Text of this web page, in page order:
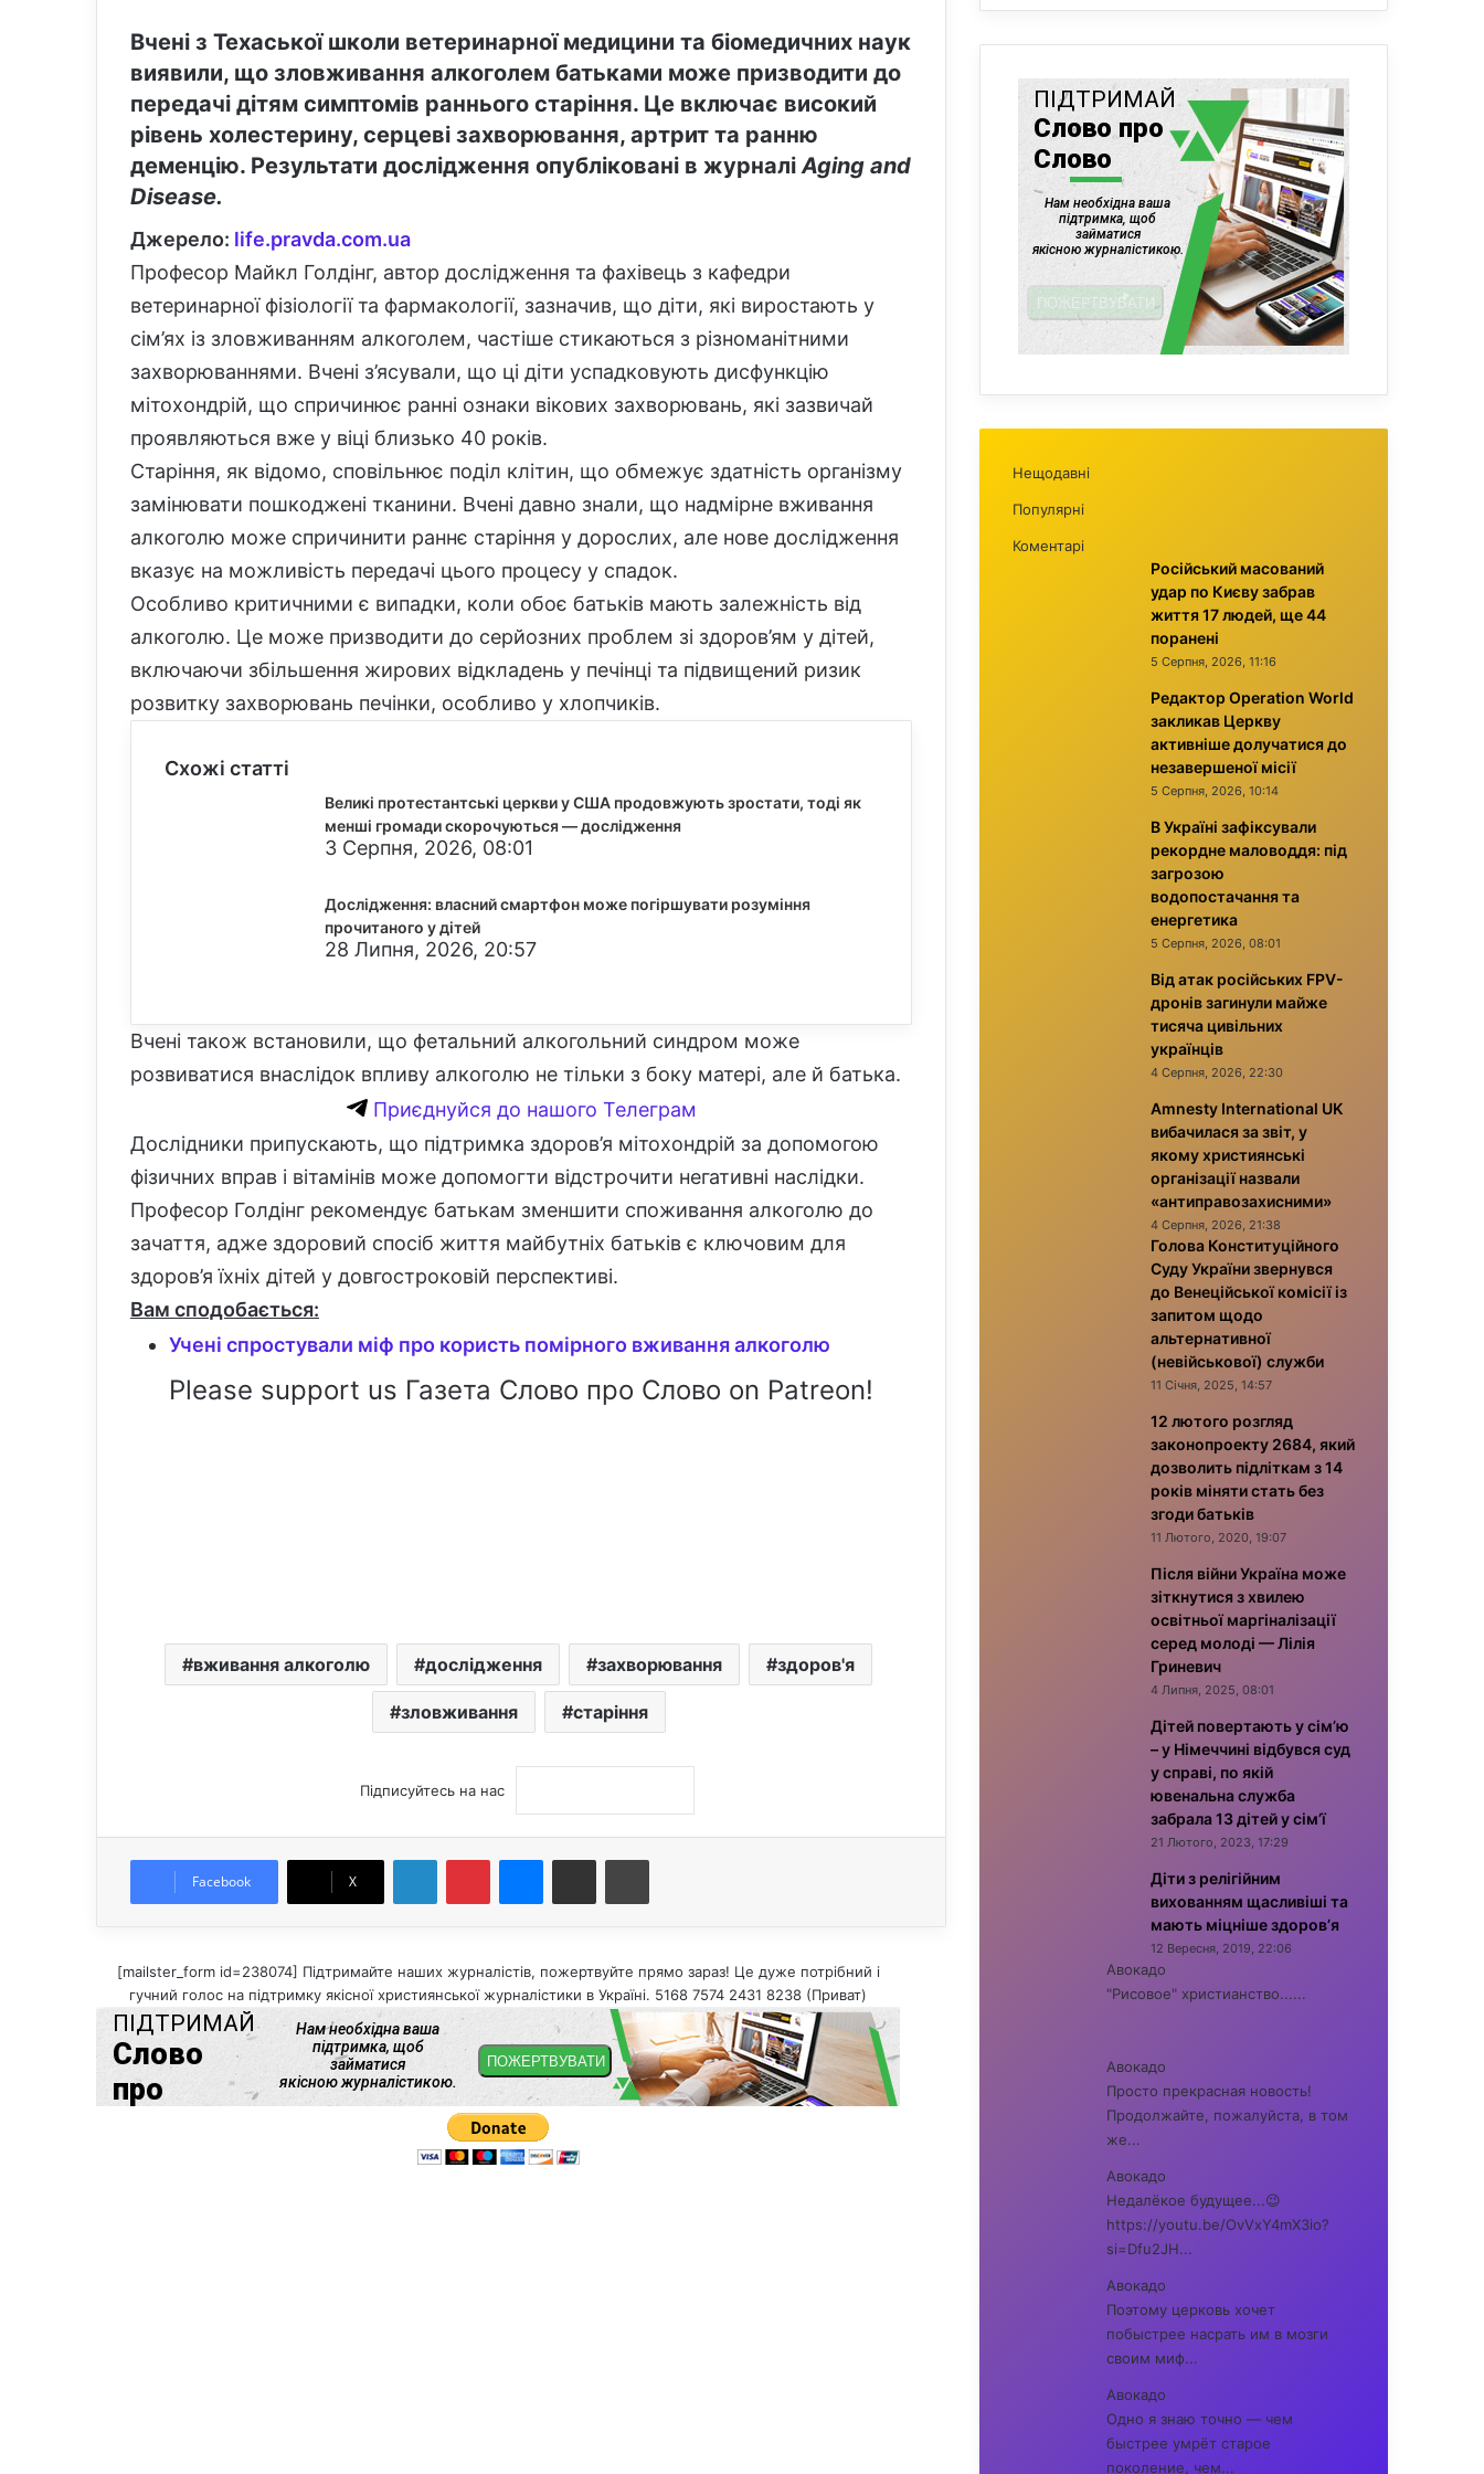
Вчені з Техаської школи ветеринарної медицини та біомедичних наук
виявили, що зловживання алкоголем батьками може призводити до
передачі дітям симптомів раннього старіння. Це включає високий
рівень холестерину, серцеві захворювання, артрит та ранню
деменцію. Результати дослідження опубліковані в журналіAging and
Disease.
Джерело: life.pravda.com.ua
Професор Майкл Голдінг, автор дослідження та фахівець з кафедри
ветеринарної фізіології та фармакології, зазначив, що діти, які виростають у
сім’ях із зловживанням алкоголем, частіше стикаються з різноманітними
захворюваннями. Вчені з’ясували, що ці діти успадковують дисфункцію
мітохондрій, що спричинює ранні ознаки вікових захворювань, які зазвичай
проявляються вже у віці близько 40 років.
Старіння, як відомо, сповільнює поділ клітин, що обмежує здатність організму
замінювати пошкоджені тканини. Вчені давно знали, що надмірне вживання
алкоголю може спричинити раннє старіння у дорослих, але нове дослідження
вказує на можливість передачі цього процесу у спадок.
Особливо критичними є випадки, коли обоє батьків мають залежність від
алкоголю. Це може призводити до серйозних проблем зі здоров’ям у дітей,
включаючи збільшення жирових відкладень у печінці та підвищений ризик
розвитку захворювань печінки, особливо у хлопчиків.
Схожі статті
Великі протестантські церкви у США продовжують зростати, тоді як
менші громади скорочуються — дослідження
3 Серпня, 2026, 08:01
Дослідження: власний смартфон може погіршувати розуміння
прочитаного у дітей
28 Липня, 2026, 20:57
Вчені також встановили, що фетальний алкогольний синдром може
розвиватися внаслідок впливу алкоголю не тільки з боку матері, але й батька.
Приєднуйся до нашого Телеграм
Дослідники припускають, що підтримка здоров’я мітохондрій за допомогою
фізичних вправ і вітамінів може допомогти відстрочити негативні наслідки.
Професор Голдінг рекомендує батькам зменшити споживання алкоголю до
зачаття, адже здоровий спосіб життя майбутніх батьків є ключовим для
здоров’я їхніх дітей у довгостроковій перспективі.
Вам сподобається:
Учені спростували міф про користь помірного вживання алкоголю
Please support us Газета Слово про Слово on Patreon!
вживання алкоголю дослідження захворювання здоров'я
зловживання старіння
Підписуйтесь на нас
Facebook X
Поділитися електронною поштою
[mailster_form id=238074] Підтримайте наших журналістів, пожертвуйте прямо зараз! Це дуже потрібний і
гучний голос на підтримку якісної християнської журналістики в Україні. 5168 7574 2431 8238 (Приват)
Нещодавні
Популярні
Коментарі
Російський масований
удар по Києву забрав
життя 17 людей, ще 44
поранені
5 Серпня, 2026, 11:16
Редактор Operation World
закликав Церкву
активніше долучатися до
незавершеної місії
5 Серпня, 2026, 10:14
В Україні зафіксували
рекордне маловоддя: під
загрозою
водопостачання та
енергетика
5 Серпня, 2026, 08:01
Від атак російських FPV-
дронів загинули майже
тисяча цивільних
українців
4 Серпня, 2026, 22:30
Amnesty International UK
вибачилася за звіт, у
якому християнські
організації назвали
«антиправозахисними»
4 Серпня, 2026, 21:38
Голова Конституційного
Суду України звернувся
до Венеційської комісії із
запитом щодо
альтернативної
(невійськової) служби
11 Січня, 2025, 14:57
12 лютого розгляд
законопроекту 2684, який
дозволить підліткам з 14
років міняти стать без
згоди батьків
11 Лютого, 2020, 19:07
Після війни Україна може
зіткнутися з хвилею
освітньої маргіналізації
серед молоді — Лілія
Гриневич
4 Липня, 2025, 08:01
Дітей повертають у сім’ю
– у Німеччині відбувся суд
у справі, по якій
ювенальна служба
забрала 13 дітей у сім’ї
21 Лютого, 2023, 17:29
Діти з релігійним
вихованням щасливіші та
мають міцніше здоров’я
12 Вересня, 2019, 22:06
Авокадо
"Рисовое" христианство......
Авокадо
Просто прекрасная новость!
Продолжайте, пожалуйста, в том
же...
Авокадо
Недалёкое будущее...😉
https://youtu.be/OvVxY4mX3io?
si=Dfu2JH...
Авокадо
Поэтому церковь хочет
побыстрее насрать им в мозги
своим миф...
Авокадо
Одно я знаю точно — чем
быстрее умрёт старое
поколение, чем...